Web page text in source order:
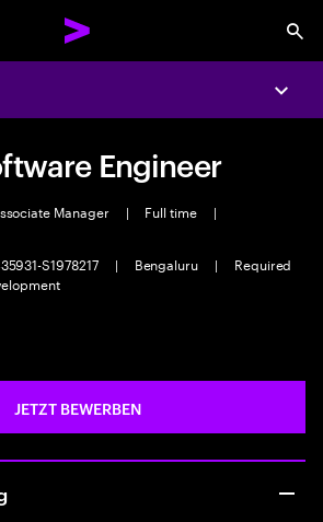
Engineer
Manager | Full time
|
S1978217
| Bengaluru |
Required
JETZT BEWERBEN